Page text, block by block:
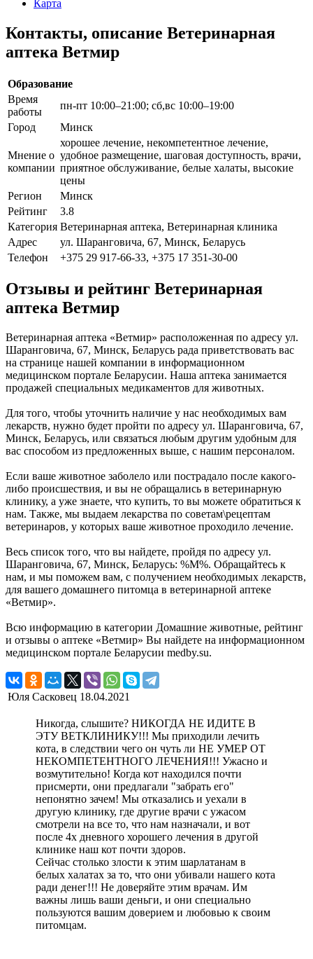
Карта
Контакты, описание Ветеринарная
аптека Ветмир
Образование
Время
работы
пн-пт 10:00–21:00; сб,вс 10:00–19:00
Город
Минск
Мнение о
компании
хорошее лечение, некомпетентное лечение,
удобное размещение, шаговая доступность, врачи,
приятное обслуживание, белые халаты, высокие
цены
Регион
Минск
Рейтинг
3.8
Категория Ветеринарная аптека, Ветеринарная клиника
Адрес
ул. Шаранговича, 67, Минск, Беларусь
Телефон
+375 29 917-66-33, +375 17 351-30-00
Отзывы и рейтинг Ветеринарная
аптека Ветмир
Ветеринарная аптека «Ветмир» расположенная по адресу ул.
Шаранговича, 67, Минск, Беларусь рада приветствовать вас
на странице нашей компании в информационном
медицинском портале Беларусии. Наша аптека занимается
продажей специальных медикаментов для животных.
Для того, чтобы уточнить наличие у нас необходимых вам
лекарств, нужно будет пройти по адресу ул. Шаранговича, 67,
Минск, Беларусь, или связаться любым другим удобным для
вас способом из предложенных выше, с нашим персоналом.
Если ваше животное заболело или пострадало после какого-
либо происшествия, и вы не обращались в ветеринарную
клинику, а уже знаете, что купить, то вы можете обратиться к
нам. Также, мы выдаем лекарства по советам\рецептам
ветеринаров, у которых ваше животное проходило лечение.
Весь список того, что вы найдете, пройдя по адресу ул.
Шаранговича, 67, Минск, Беларусь: %М%. Обращайтесь к
нам, и мы поможем вам, с получением необходимых лекарств,
для вашего домашнего питомца в ветеринарной аптеке
«Ветмир».
Всю информацию в категории Домашние животные, рейтинг
и отзывы о аптеке «Ветмир» Вы найдете на информационном
медицинском портале Беларусии medby.su.
Юля Сасковец 18.04.2021
Никогда, слышите? НИКОГДА НЕ ИДИТЕ В
ЭТУ ВЕТКЛИНИКУ!!! Мы приходили лечить
кота, в следствии чего он чуть ли НЕ УМЕР ОТ
НЕКОМПЕТЕНТНОГО ЛЕЧЕНИЯ!!! Ужасно и
возмутительно! Когда кот находился почти
присмерти, они предлагали "забрать его"
непонятно зачем! Мы отказались и уехали в
другую клинику, где другие врачи с ужасом
смотрели на все то, что нам назначали, и вот
после 4х дневного хорошего лечения в другой
клинике наш кот почти здоров.
Сейчас столько злости к этим шарлатанам в
белых халатах за то, что они убивали нашего кота
ради денег!!! Не доверяйте этим врачам. Им
важны лишь ваши деньги, и они специально
пользуются вашим доверием и любовью к своим
питомцам.